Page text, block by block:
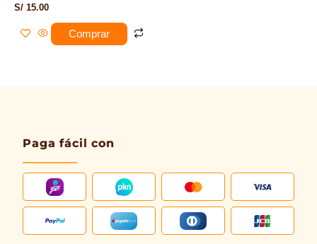
S/ 15.00
Comprar
Paga fácil con